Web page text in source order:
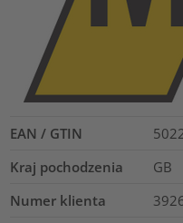
EAN / GTIN
Kraj pochodzenia
GB
Numer klienta